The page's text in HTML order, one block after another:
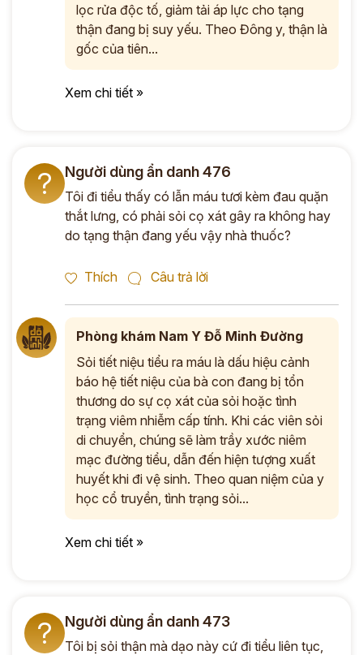
lọc rửa độc tố, giảm tải áp lực cho tạng
thận đang bị suy yếu. Theo Đông y, thận là
gốc của tiên...
Xem chi tiết »
? Người dùng ẩn danh 476
Tôi đi tiểu thấy có lẫn máu tươi kèm đau quặn
thắt lưng, có phải sỏi cọ xát gây ra không hay
do tạng thận đang yếu vậy nhà thuốc?
Thích Câu trả lời
Phòng khám Nam Y Đỗ Minh Đường
Sỏi tiết niệu tiểu ra máu là dấu hiệu cảnh
báo hệ tiết niệu của bà con đang bị tổn
thương do sự cọ xát của sỏi hoặc tình
trạng viêm nhiễm cấp tính. Khi các viên sỏi
di chuyển, chúng sẽ làm trầy xước niêm
mạc đường tiểu, dẫn đến hiện tượng xuất
huyết khi đi vệ sinh. Theo quan niệm của y
học cổ truyền, tình trạng sỏi...
Xem chi tiết »
? Người dùng ẩn danh 473
Tôi bị sỏi thận mà dạo này cứ đi tiểu liên tục,